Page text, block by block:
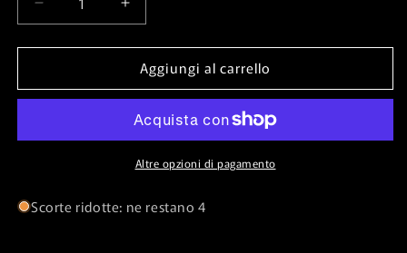
Diminuisci
quantità
per
Procession⁣
Midnight
[102]
Aumenta
quantità
per
Ghoulish
Procession⁣
Innistrad:
Midnight
Hunt⁣
[102]
Aggiungi al carrello
Altre opzioni di pagamento
Scorte ridotte: ne restano 4